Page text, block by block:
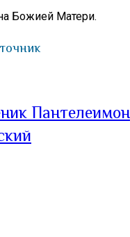
Божией Матери.
Пантелеимон